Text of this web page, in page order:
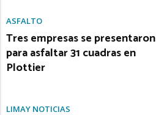
ASFALTO
Tres empresas se presentaron
para asfaltar 31 cuadras en
Plottier
LIMAY NOTICIAS